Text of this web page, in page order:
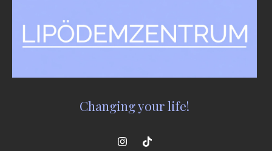
Changing your life!